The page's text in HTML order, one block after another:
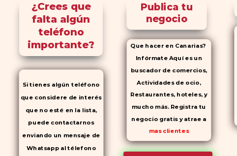
¿Crees que
falta algún
teléfono
importante?
Si tienes algún teléfono
que considere de interés
que no esté en la lista,
puede contactarnos
enviando un mensaje de
Whatsapp al télefono
Publica tu
negocio
Que hacer en Canarias?
Infórmate Aquí es un
buscador de comercios,
Actividades de ocio,
Restaurantes, hoteles, y
mucho más. Registra tu
negocio gratis y atrae a
mas clientes